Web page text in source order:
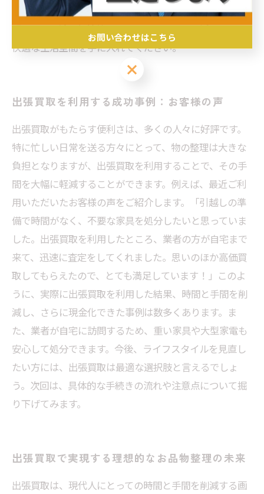
い方、または不要品の整理に悩んでいる方にとって、出
張買取は最適な解決策となるでしょう。ぜひ活用して、
快適な生活空間を手に入れてください。
出張買取を利用する成功事例：お客様の声
出張買取がもたらす便利さは、多くの人々に好評です。
特に忙しい日常を送る方々にとって、物の整理は大きな
負担となりますが、出張買取を利用することで、その手
間を大幅に軽減することができます。例えば、最近ご利
用いただいたお客様の声をご紹介します。「引越しの準
備で時間がなく、不要な家具を処分したいと思っていま
した。出張買取を利用したところ、業者の方が自宅まで
来て、迅速に査定をしてくれました。思いのほか高価買
取してもらえたので、とても満足しています！」このよ
うに、実際に出張買取を利用した結果、時間と手間を削
減し、さらに現金化できた事例は数多くあります。ま
た、業者が自宅に訪問するため、重い家具や大型家電も
安心して処分できます。今後、ライフスタイルを見直し
たい方には、出張買取は最適な選択肢と言えるでしょ
う。次回は、具体的な手続きの流れや注意点について掘
り下げてみます。
出張買取で実現する理想的なお品物整理の未来
出張買取は、現代人にとっての時間と手間を削減する画
お問い合わせはこちら
お問い合わせはこちら